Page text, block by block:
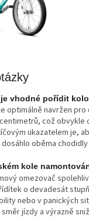
vhodné pořídit kolo
optimálně navržen
což obvykle
ukazatelem je,
oběma chodidly
kole
omezovač
o devadesát
nebo v panických
jízdy a výrazně